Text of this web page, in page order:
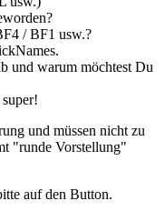
/ BF1 usw.?
und warum möchtest Du
und müssen nicht zu
"runde Vorstellung"
auf den Button.